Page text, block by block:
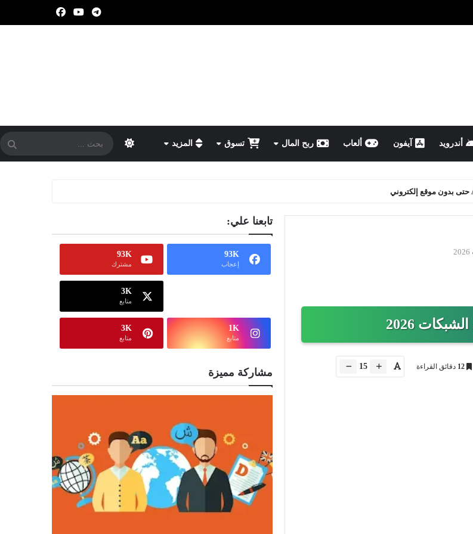
أندرويد آيفون ألعاب ربح المال تسوق المزيد
12 دقائق القراءة 15
تابعنا علي:
93K
إعجاب
93K
مشترك
3K
متابع
1K
متابع
3K
متابع
مشاركة مميزة